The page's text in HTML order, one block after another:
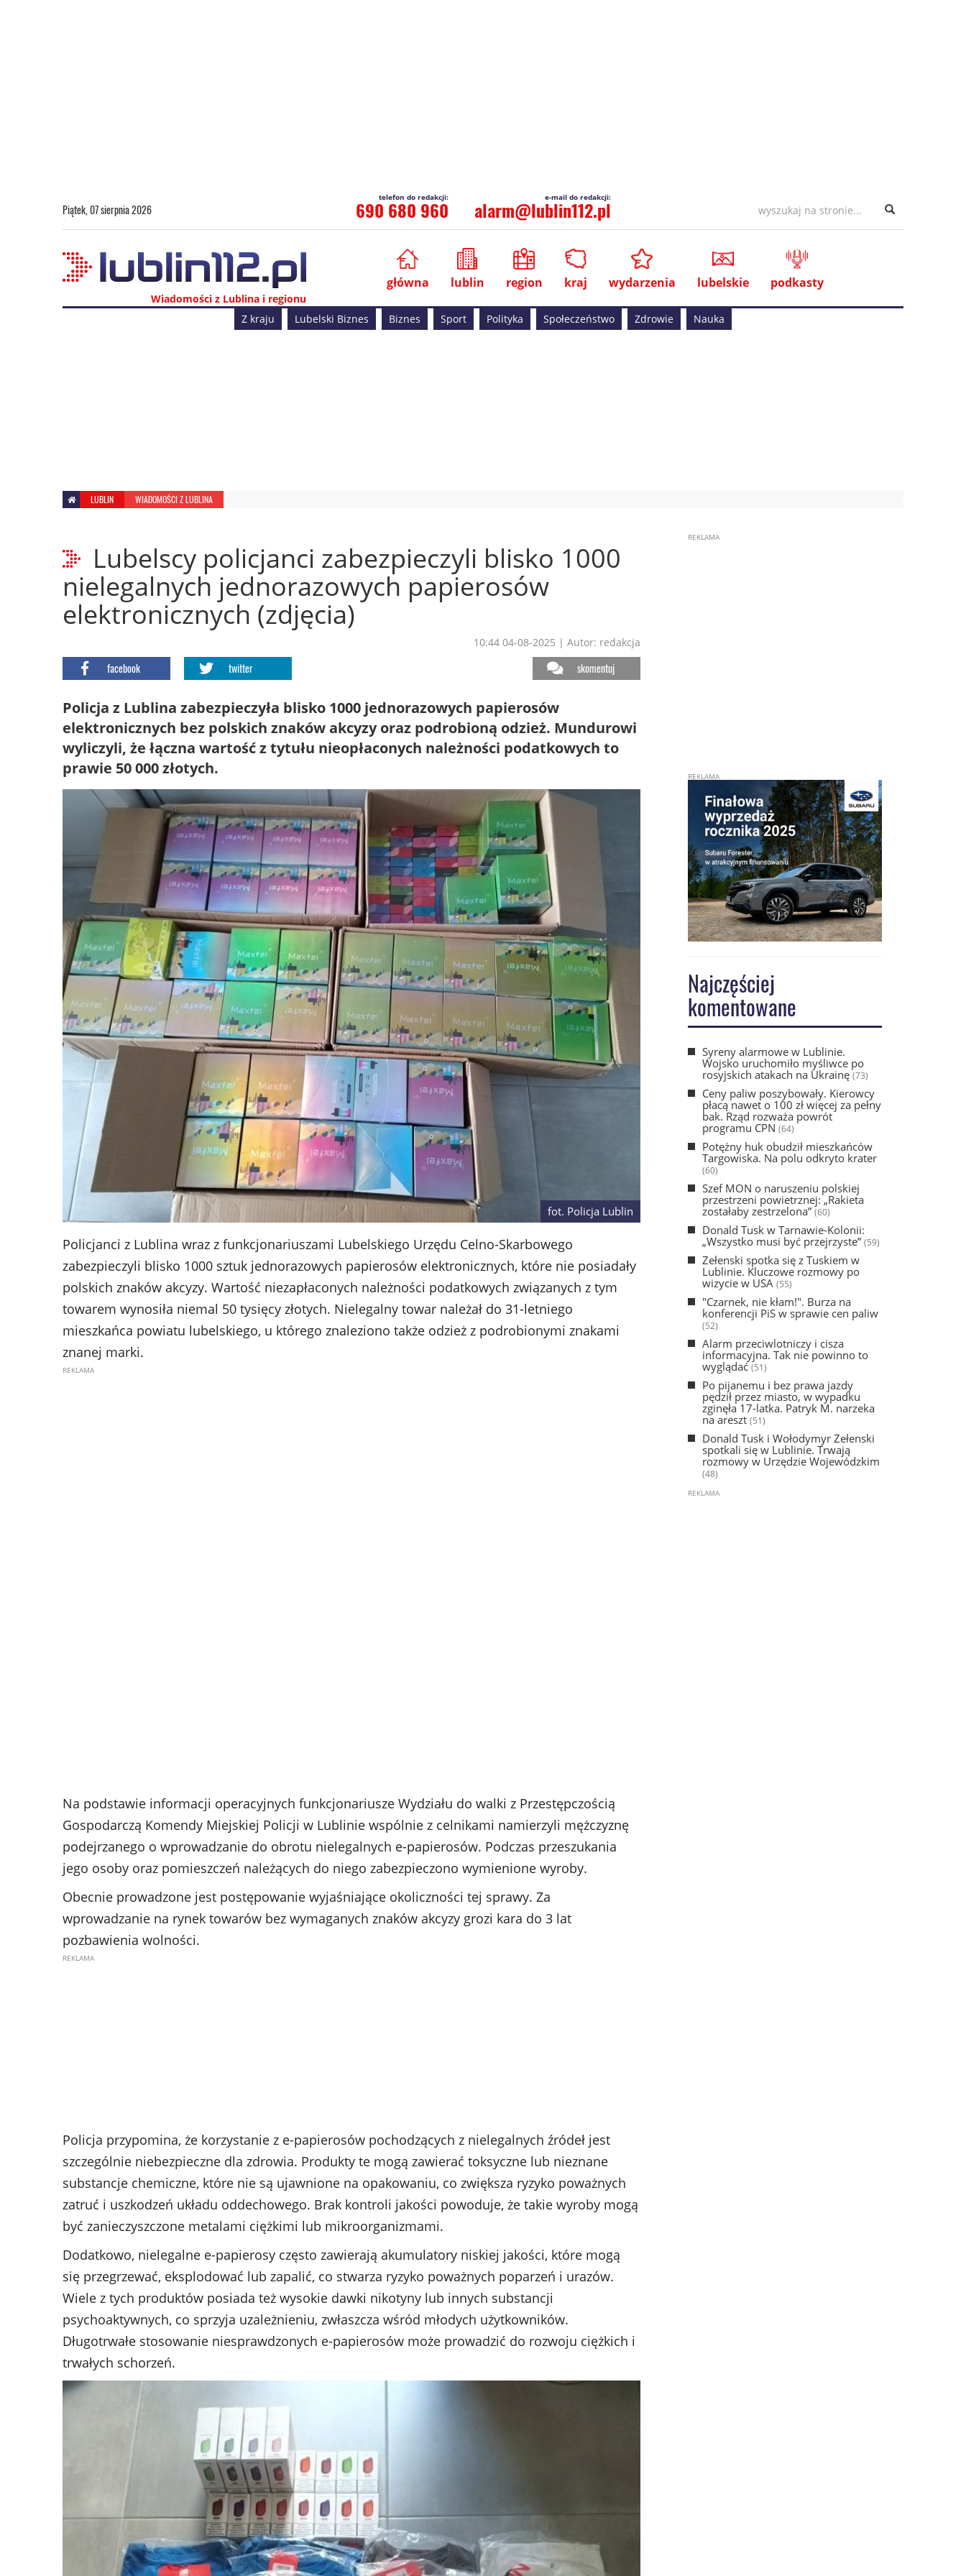
Piątek, 07 sierpnia 2026 690 680 960 alarm@lublin112.pl
Wiadomości z Lublina i regionu
główna lublin region kraj wydarzenia lubelskie podkasty
Z kraju Lubelski Biznes Biznes Sport Polityka Społeczeństwo Zdrowie Nauka
LUBLIN WIADOMOŚCI Z LUBLINA
Lubelscy policjanci zabezpieczyli blisko 1000
nielegalnych jednorazowych papierosów
elektronicznych (zdjęcia)
10:44 04-08-2025 | Autor: redakcja
facebook twitter skomentuj
Policja z Lublina zabezpieczyła blisko 1000 jednorazowych papierosów
elektronicznych bez polskich znaków akcyzy oraz podrobioną odzież. Mundurowi
wyliczyli, że łączna wartość z tytułu nieopłaconych należności podatkowych to
prawie 50 000 złotych.
fot. Policja Lublin
Policjanci z Lublina wraz z funkcjonariuszami Lubelskiego Urzędu Celno-Skarbowego
zabezpieczyli blisko 1000 sztuk jednorazowych papierosów elektronicznych, które nie posiadały
polskich znaków akcyzy. Wartość niezapłaconych należności podatkowych związanych z tym
towarem wynosiła niemal 50 tysięcy złotych. Nielegalny towar należał do 31-letniego
mieszkańca powiatu lubelskiego, u którego znaleziono także odzież z podrobionymi znakami
znanej marki.
Na podstawie informacji operacyjnych funkcjonariusze Wydziału do walki z Przestępczością
Gospodarczą Komendy Miejskiej Policji w Lublinie wspólnie z celnikami namierzyli mężczyznę
podejrzanego o wprowadzanie do obrotu nielegalnych e-papierosów. Podczas przeszukania
jego osoby oraz pomieszczeń należących do niego zabezpieczono wymienione wyroby.
Obecnie prowadzone jest postępowanie wyjaśniające okoliczności tej sprawy. Za
wprowadzanie na rynek towarów bez wymaganych znaków akcyzy grozi kara do 3 lat
pozbawienia wolności.
Policja przypomina, że korzystanie z e-papierosów pochodzących z nielegalnych źródeł jest
szczególnie niebezpieczne dla zdrowia. Produkty te mogą zawierać toksyczne lub nieznane
substancje chemiczne, które nie są ujawnione na opakowaniu, co zwiększa ryzyko poważnych
zatruć i uszkodzeń układu oddechowego. Brak kontroli jakości powoduje, że takie wyroby mogą
być zanieczyszczone metalami ciężkimi lub mikroorganizmami.
Dodatkowo, nielegalne e-papierosy często zawierają akumulatory niskiej jakości, które mogą
się przegrzewać, eksplodować lub zapalić, co stwarza ryzyko poważnych poparzeń i urazów.
Wiele z tych produktów posiada też wysokie dawki nikotyny lub innych substancji
psychoaktywnych, co sprzyja uzależnieniu, zwłaszcza wśród młodych użytkowników.
Długotrwałe stosowanie niesprawdzonych e-papierosów może prowadzić do rozwoju ciężkich i
trwałych schorzeń.
Najczęściej
komentowane
Syreny alarmowe w Lublinie.
Wojsko uruchomiło myśliwce po
rosyjskich atakach na Ukrainę(73)
Ceny paliw poszybowały. Kierowcy
płacą nawet o 100 zł więcej za pełny
bak. Rząd rozważa powrót
programu CPN (64)
Potężny huk obudził mieszkańców
Targowiska. Na polu odkryto krater
(60)
Szef MON o naruszeniu polskiej
przestrzeni powietrznej: „Rakieta
zostałaby zestrzelona” (60)
Donald Tusk w Tarnawie-Kolonii:
„Wszystko musi być przejrzyste” (59)
Zełenski spotka się z Tuskiem w
Lublinie. Kluczowe rozmowy po
wizycie w USA (55)
"Czarnek, nie kłam!". Burza na
konferencji PiS w sprawie cen paliw
(52)
Alarm przeciwlotniczy i cisza
informacyjna. Tak nie powinno to
wyglądać(51)
Po pijanemu i bez prawa jazdy
pędził przez miasto, w wypadku
zginęła 17-latka. Patryk M. narzeka
na areszt (51)
Donald Tusk i Wołodymyr Zełenski
spotkali się w Lublinie. Trwają
rozmowy w Urzędzie Wojewódzkim
(48)